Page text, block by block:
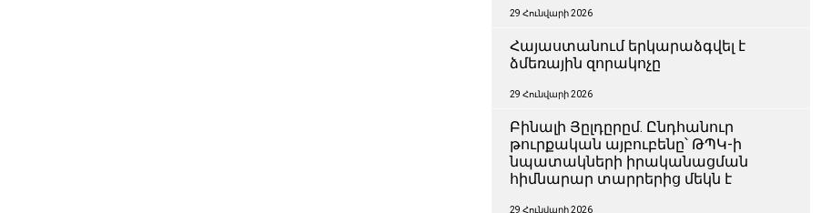
29 Հունվարի 2026
Հայաստանում երկարաձգվել է
ձմեռային զորակոչը
29 Հունվարի 2026
Բինալի Յըլդըրըմ. Ընդհանուր
թուրքական այբուբենը՝ ԹՊԿ-ի
նպատակների իրականացման
հիմնարար տարրերից մեկն է
29 Հունվարի 2026